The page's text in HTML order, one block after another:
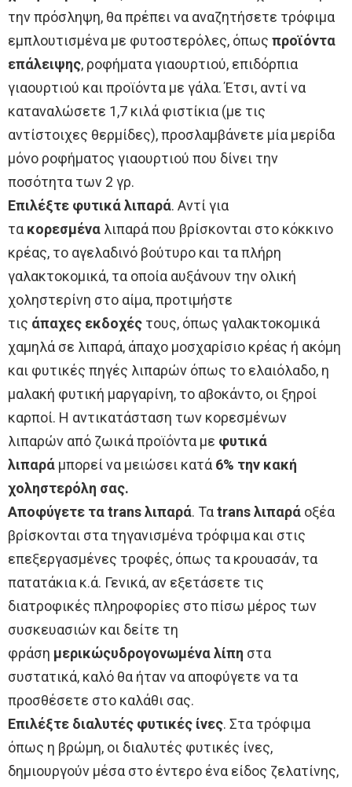
την πρόσληψη, θα πρέπει να αναζητήσετε τρόφιμα
εμπλουτισμένα με φυτοστερόλες, όπως προϊόντα
επάλειψης, ροφήματα γιαουρτιού, επιδόρπια
γιαουρτιού και προϊόντα με γάλα. Έτσι, αντί να
καταναλώσετε 1,7 κιλά φιστίκια (με τις
αντίστοιχες θερμίδες), προσλαμβάνετε μία μερίδα
μόνο ροφήματος γιαουρτιού που δίνει την
ποσότητα των 2 γρ.
Επιλέξτε φυτικά λιπαρά. Αντί για
τα κορεσμένα λιπαρά που βρίσκονται στο κόκκινο
κρέας, το αγελαδινό βούτυρο και τα πλήρη
γαλακτοκομικά, τα οποία αυξάνουν την ολική
χοληστερίνη στο αίμα, προτιμήστε
τις άπαχες εκδοχές τους, όπως γαλακτοκομικά
χαμηλά σε λιπαρά, άπαχο μοσχαρίσιο κρέας ή ακόμη
και φυτικές πηγές λιπαρών όπως το ελαιόλαδο, η
μαλακή φυτική μαργαρίνη, το αβοκάντο, οι ξηροί
καρποί. Η αντικατάσταση των κορεσμένων
λιπαρών από ζωικά προϊόντα με φυτικά
λιπαρά μπορεί να μειώσει κατά 6% την κακή
χοληστερόλη σας.
Αποφύγετε τα trans λιπαρά. Ταtrans λιπαρά οξέα
βρίσκονται στα τηγανισμένα τρόφιμα και στις
επεξεργασμένες τροφές, όπως τα κρουασάν, τα
πατατάκια κ.ά. Γενικά, αν εξετάσετε τις
διατροφικές πληροφορίες στο πίσω μέρος των
συσκευασιών και δείτε τη
φράση μερικώςυδρογονωμέναλίπη στα
συστατικά, καλό θα ήταν να αποφύγετε να τα
προσθέσετε στο καλάθι σας.
Επιλέξτε διαλυτές φυτικές ίνες. Στα τρόφιμα
όπως η βρώμη, οι διαλυτές φυτικές ίνες,
δημιουργούν μέσα στο έντερο ένα είδος ζελατίνης,